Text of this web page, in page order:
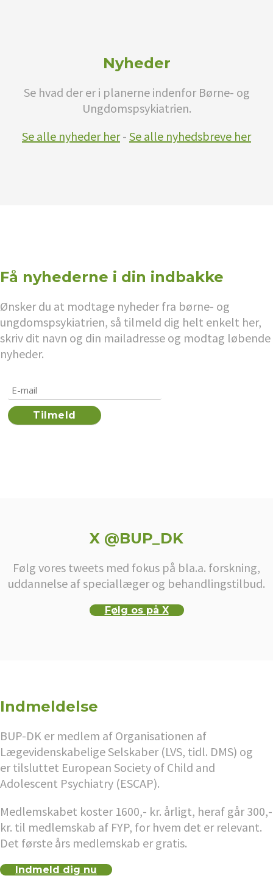
Nyheder
Se hvad der er i planerne indenfor Børne- og
Ungdomspsykiatrien.
Se alle nyheder her- Se alle nyhedsbreve her
Få nyhederne i din indbakke
Ønsker du at modtage nyheder fra børne- og
ungdomspsykiatrien, så tilmeld dig helt enkelt her,
skriv dit navn og din mailadresse og modtag løbende
nyheder.
X @BUP_DK
Følg vores tweets med fokus på bla.a. forskning,
uddannelse af speciallæger og behandlingstilbud.
Følg os på X
Indmeldelse
BUP-DK er medlem af Organisationen af
Lægevidenskabelige Selskaber (LVS, tidl. DMS) og
er tilsluttet European Society of Child and
Adolescent Psychiatry (ESCAP).
Medlemskabet koster 1600,- kr. årligt, heraf går 300,-
kr. til medlemskab af FYP, for hvem det er relevant.
Det første års medlemskab er gratis.
Indmeld dig nu